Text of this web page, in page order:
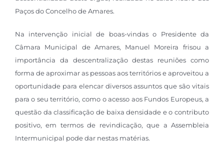
Paços do Concelho de Amares.
Na intervenção inicial de boas-vindas o Presidente da
Câmara Municipal de Amares, Manuel Moreira frisou a
importância da descentralização destas reuniões como
forma de aproximar as pessoas aos territórios e aproveitou a
oportunidade para elencar diversos assuntos que são vitais
para o seu território, como o acesso aos Fundos Europeus, a
questão da classificação de baixa densidade e o contributo
positivo, em termos de revindicação, que a Assembleia
Intermunicipal pode dar nestas matérias.